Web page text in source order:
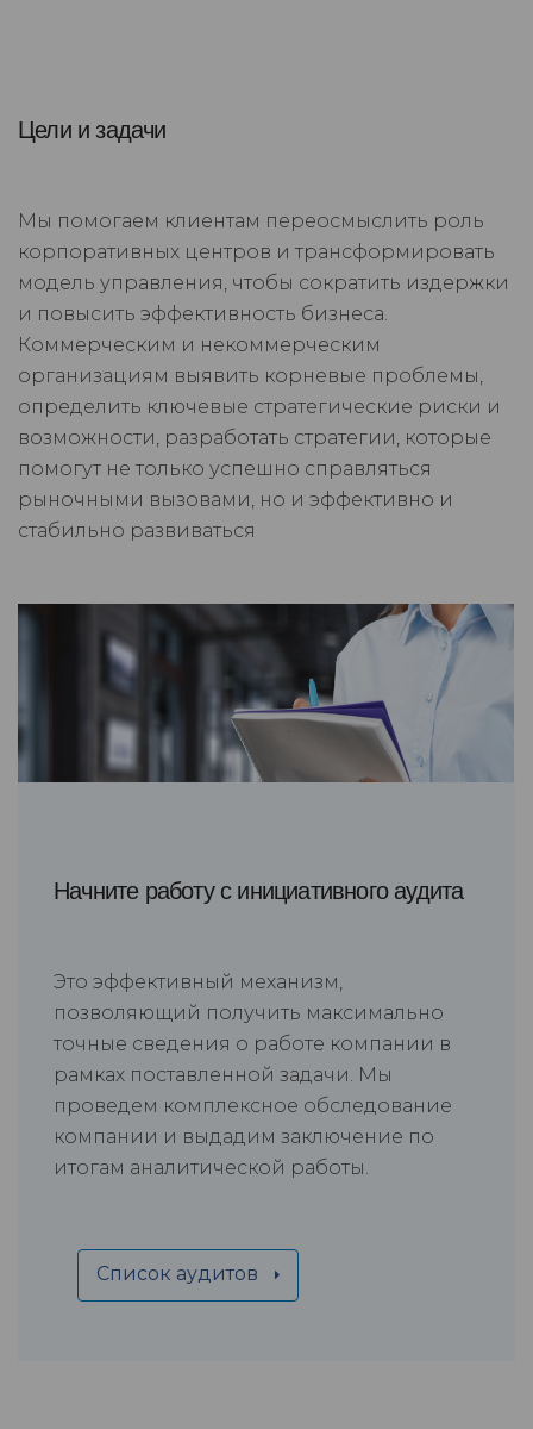
Цели и задачи
Мы помогаем клиентам переосмыслить роль
корпоративных центров и трансформировать
модель управления, чтобы сократить издержки
и повысить эффективность бизнеса.
Коммерческим и некоммерческим
организациям выявить корневые проблемы,
определить ключевые стратегические риски и
возможности, разработать стратегии, которые
помогут не только успешно справляться
рыночными вызовами, но и эффективно и
стабильно развиваться
Начните работу с инициативного аудита
Это эффективный механизм,
позволяющий получить максимально
точные сведения о работе компании в
рамках поставленной задачи. Мы
проведем комплексное обследование
компании и выдадим заключение по
итогам аналитической работы.
Список аудитов